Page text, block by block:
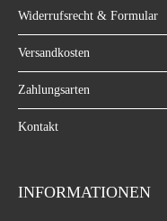
Widerrufsrecht & Formular
Versandkosten
Zahlungsarten
Kontakt
INFORMATIONEN